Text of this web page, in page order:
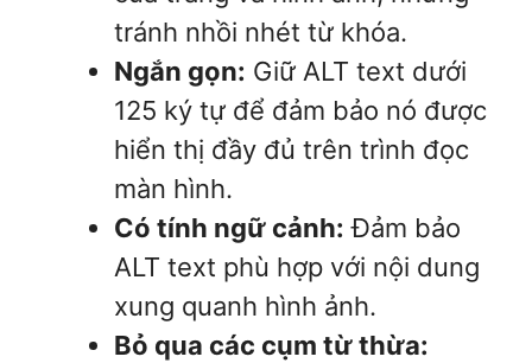
tránh nhồi nhét từ khóa.
Ngắn gọn: Giữ ALT text dưới
125 ký tự để đảm bảo nó được
hiển thị đầy đủ trên trình đọc
màn hình.
Có tính ngữ cảnh: Đảm bảo
ALT text phù hợp với nội dung
xung quanh hình ảnh.
Bỏ qua các cụm từ thừa: